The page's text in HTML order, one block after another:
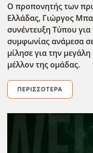
Ο προπονητής των
Ελλάδας, Γιώργος
συνέντευξη Τύπου
συμφωνίας ανάμεσα
μίλησε για την
μέλλον της ομάδας.
ΠΕΡΙΣΣΌΤΕΡΑ